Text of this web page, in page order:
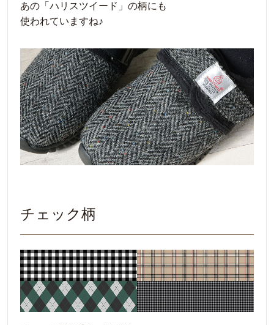
あの「ハリスツイード」の柄にも
使われていますね♪
チェック柄